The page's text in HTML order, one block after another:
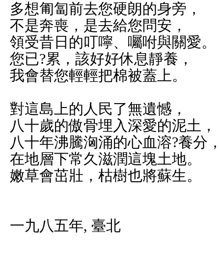
多想匍匐前去您硬朗的身旁，
不是奔喪，是去給您問安，
領受昔日的叮嚀、囑咐與關愛。
您已?累，該好好休息靜養，
我會替您輕輕把棉被蓋上。
對這島上的人民了無遺憾，
八十歲的傲骨埋入深愛的泥土，
八十年沸騰洶涌的心血溶?養分
在地層下常久滋潤這塊土地。
嫩草會茁壯，枯樹也將蘇生。
一九八五年, 臺北